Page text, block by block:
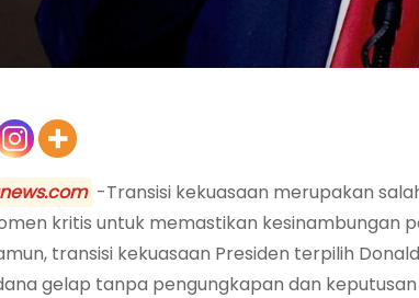
-Transisi kekuasaan merupakan
kritis untuk memastikan
transisi kekuasaan Presiden terpilih
gelap tanpa pengungkapan dan